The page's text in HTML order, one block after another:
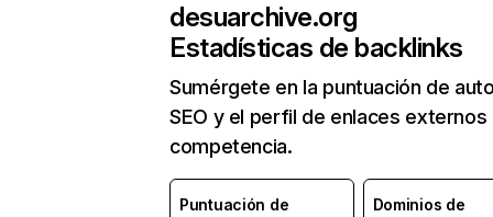
desuarchive.org
Estadísticas de backlinks
Sumérgete en la puntuación de
SEO y el perfil de enlaces externos
competencia.
Puntuación de
Dominios de